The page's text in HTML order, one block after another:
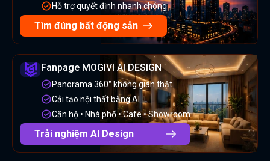
Hỗ trợ quyết định nhanh chóng
Tìm đúng bất động sản
Fanpage MOGIVI AI DESIGN
Panorama 360° không gian thật
Cải tạo nội thất bằng AI
Căn hộ • Nhà phố • Cafe • Showroom
Trải nghiệm AI Design